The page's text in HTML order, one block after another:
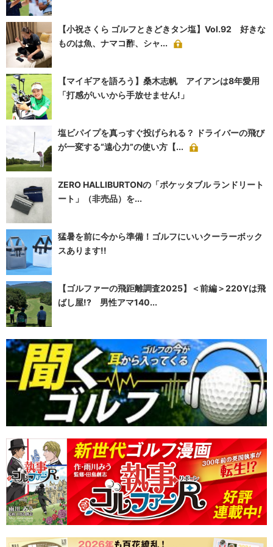
【小祝さくら ゴルフときどきタン塩】Vol.92 好きな
ものは魚、ナマコ酢、シャ...
【マイギアを語ろう】桑木志帆 アイアンは8年愛用
「打感がいいから手放せません!」
塩ビパイプを真っすぐ投げられる？ ドライバーの飛び
が一変する“遠心力”の使い方【...
ZERO HALLIBURTONの「ポケッタブル ランドリート
ート」（非売品）を...
猛暑を前に今から準備！ゴルフにいいクーラーボック
スあります!!
【ゴルファーの飛距離調査2025】＜前編＞220Yは飛
ばし屋!? 男性アマ140...